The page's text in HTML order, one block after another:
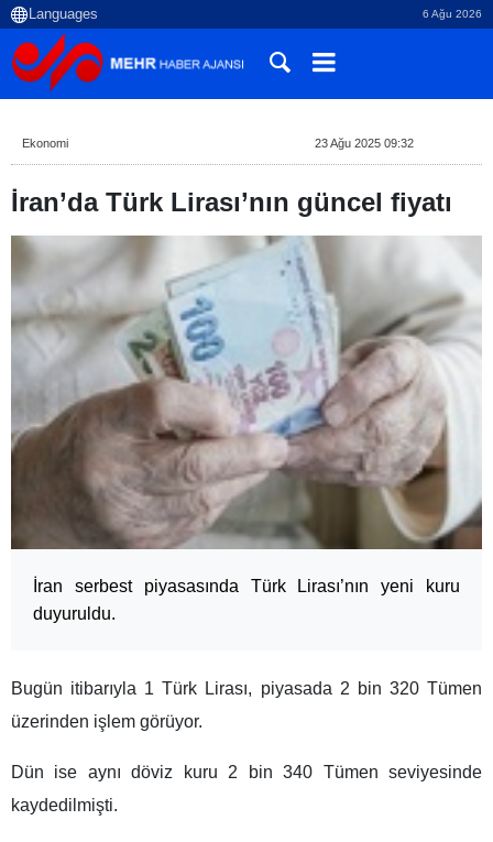
6 Ağu 2026
Ekonomi 23 Ağu 2025 09:32
İran’da Türk Lirası’nın güncel fiyatı
İran serbest piyasasında Türk Lirası’nın yeni kuru
duyuruldu.
Bugün itibarıyla 1 Türk Lirası, piyasada 2 bin 320 Tümen
üzerinden işlem görüyor.
Dün ise aynı döviz kuru 2 bin 340 Tümen seviyesinde
kaydedilmişti.